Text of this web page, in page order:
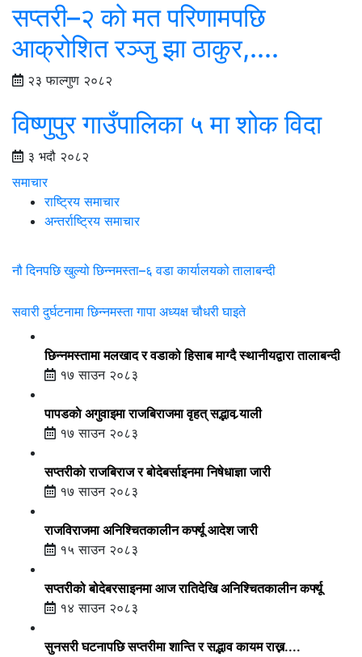
सप्तरी–२ को मत परिणामपछि
आक्रोशित रञ्जु झा ठाकुर,....
२३ फाल्गुण २०८२
विष्णुपुर गाउँपालिका ५ मा शोक विदा
३ भदौ २०८२
समाचार
राष्ट्रिय समाचार
अन्तर्राष्ट्रिय समाचार
नौ दिनपछि खुल्यो छिन्नमस्ता–६ वडा कार्यालयको तालाबन्दी
सवारी दुर्घटनामा छिन्नमस्ता गापा अध्यक्ष चौधरी घाइते
छिन्नमस्तामा मलखाद र वडाको हिसाब माग्दै स्थानीयद्वारा तालाबन्दी
१७ साउन २०८३
पापडकाे अगुवाइमा राजबिराजमा वृहत् सद्भाव र्‍याली
१७ साउन २०८३
सप्तरीकाे राजबिराज र बोदेबर्साइनमा निषेधाज्ञा जारी
१७ साउन २०८३
राजविराजमा अनिश्चितकालीन कर्फ्यू आदेश जारी
१५ साउन २०८३
सप्तरीको बोदेबरसाइनमा आज रातिदेखि अनिश्चितकालीन कर्फ्यू
१४ साउन २०८३
सुनसरी घटनापछि सप्तरीमा शान्ति र सद्भाव कायम राख्न....